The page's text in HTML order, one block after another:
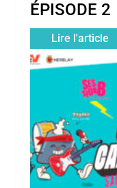
ÉPISODE 2
Lire l'article